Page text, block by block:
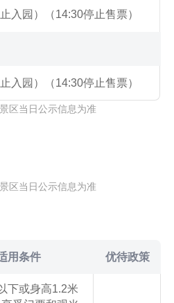
入园）（14:30停止售票）
入园）（14:30停止售票）
区当日公示信息为准
区当日公示信息为准
用条件 优待政策
下或身高1.2米